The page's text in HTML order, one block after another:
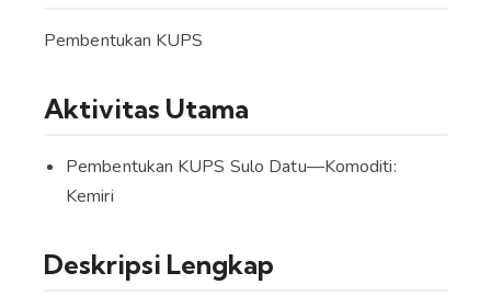
Pembentukan KUPS
Aktivitas Utama
Pembentukan KUPS Sulo Datu—Komoditi:
Kemiri
Deskripsi Lengkap